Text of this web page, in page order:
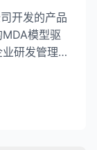
开发的产品
模型驱
研发管理全